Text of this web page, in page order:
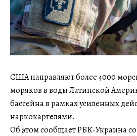
США направляют более 4000
моряков в воды Латинской
бассейна в рамках усиленных
наркокартелями.
Об этом сообщает РБК-Украина